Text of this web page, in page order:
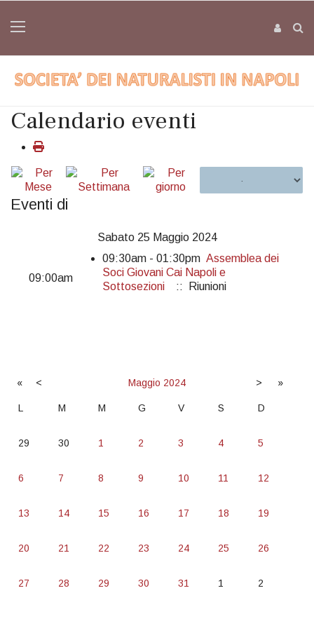
Calendario eventi
Eventi di
Sabato 25 Maggio 2024
09:00am
09:30am - 01:30pm Assemblea dei
Soci Giovani Cai Napoli e
Sottosezioni
:: Riunioni
« < Maggio 2024 > »
L M M G V S D
29 30 1 2 3 4 5
6 7 8 9 10 11 12
13 14 15 16 17 18 19
20 21 22 23 24 25 26
27 28 29 30 31 1 2